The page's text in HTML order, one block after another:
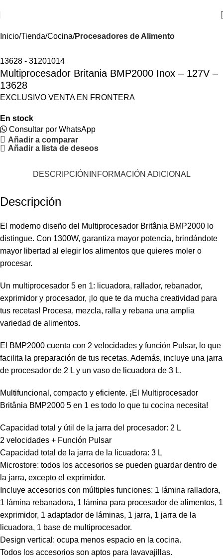
Inicio Tienda Cocina Procesadores de Alimento
13628 - 31201014
Multiprocesador Britania BMP2000 Inox – 127V –
13628
EXCLUSIVO VENTA EN FRONTERA
En stock
Consultar por WhatsApp
Añadir a comparar
Añadir a lista de deseos
DESCRIPCIÓN INFORMACIÓN ADICIONAL
Descripción
El moderno diseño del Multiprocesador Britânia BMP2000 lo
distingue. Con 1300W, garantiza mayor potencia, brindándote
mayor libertad al elegir los alimentos que quieres moler o
procesar.
Un multiprocesador 5 en 1: licuadora, rallador, rebanador,
exprimidor y procesador, ¡lo que te da mucha creatividad para
tus recetas! Procesa, mezcla, ralla y rebana una amplia
variedad de alimentos.
El BMP2000 cuenta con 2 velocidades y función Pulsar, lo que
facilita la preparación de tus recetas. Además, incluye una jarra
de procesador de 2 L y un vaso de licuadora de 3 L.
Multifuncional, compacto y eficiente. ¡El Multiprocesador
Britânia BMP2000 5 en 1 es todo lo que tu cocina necesita!
Capacidad total y útil de la jarra del procesador: 2 L
2 velocidades + Función Pulsar
Capacidad total de la jarra de la licuadora: 3 L
Microstore: todos los accesorios se pueden guardar dentro de
la jarra, excepto el exprimidor.
Incluye accesorios con múltiples funciones: 1 lámina ralladora,
1 lámina rebanadora, 1 lámina para procesador de alimentos, 1
exprimidor, 1 adaptador de láminas, 1 jarra, 1 jarra de la
licuadora, 1 base de multiprocesador.
Design vertical: ocupa menos espacio en la cocina.
Todos los accesorios son aptos para lavavajillas.